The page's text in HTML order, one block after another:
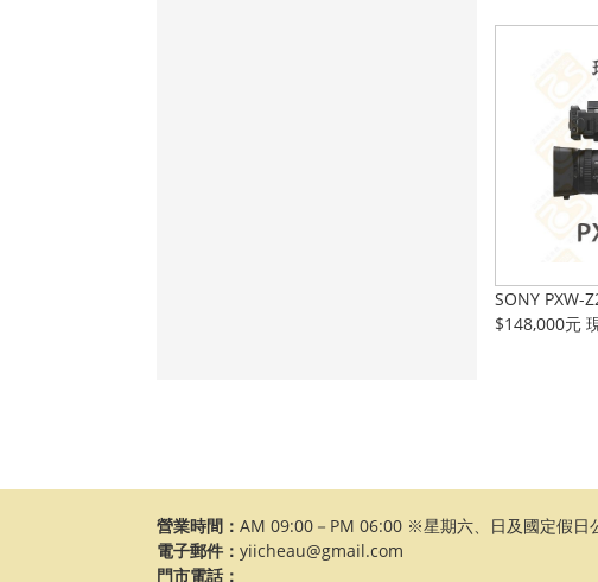
SONY PXW-
$148,000元
營業時間： AM 09:00－PM 06:00 ※星期六、日及國定假日
電子郵件： yiicheau@gmail.com
門市電話：